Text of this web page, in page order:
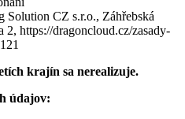
Solution CZ s.r.o., Záhřebská
2, https://dragoncloud.cz/zasady-
krajín sa nerealizuje.
údajov: